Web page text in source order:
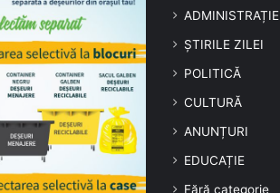
ADMINISTRAȚIE
ȘTIRILE ZILEI
POLITICĂ
CULTURĂ
ANUNȚURI
EDUCAȚIE
Fără categorie